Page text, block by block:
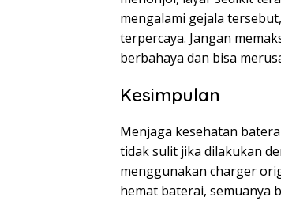
mengalami gejala
terpercaya. Jangan
berbahaya dan bisa
Kesimpulan
Menjaga kesehatan
tidak sulit jika dilakukan
menggunakan charger
hemat baterai, semuanya